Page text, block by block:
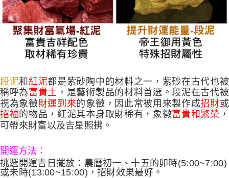
段泥和紅泥都是紫砂陶中的材料之一，紫砂在古代也被
稱呼為富貴土 ，是藝術製品的材料首選。段泥在古代被
視為象徵財運到來的象徵，因此常被用來製作成招財或
招福的物品，紅泥其本身取財稀有，象徵富貴和繁榮 ，
可帶來財富以及吉星照拂。
開運方法：
挑選開運吉日擺放：農曆初一、十五的卯時(5:00~7:00)
或未時(13:00~15:00)，招財效果最好。